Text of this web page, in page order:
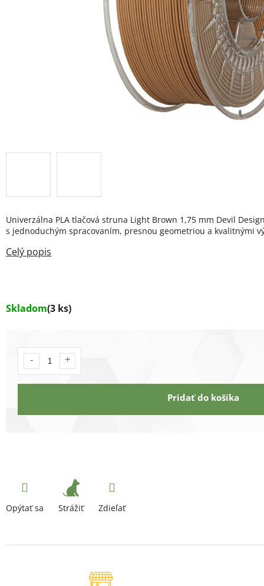
Skladom(3 ks)
Pridať do košíka
Univerzálna PLA tlačová struna Light Brown 1,75 mm Devil
s jednoduchým spracovaním, presnou geometriou a kvalitnými
Opýtať sa Strážiť Zdieľať